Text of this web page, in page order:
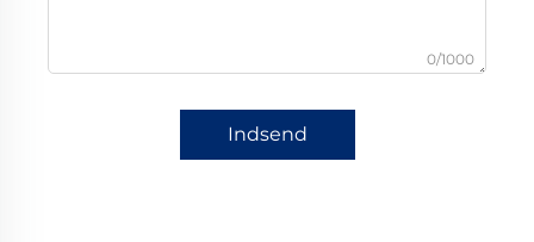
0/1000
Indsend